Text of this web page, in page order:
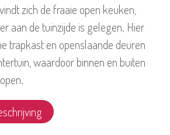
zich de fraaie open keuken,
aan de tuinzijde is gelegen. Hier
trapkast en openslaande deuren
waardoor binnen en buiten